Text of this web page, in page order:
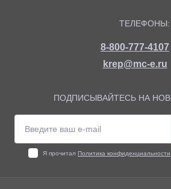
ТЕЛЕФОНЫ:
8-800-777-4107
krep@mc-e.ru
ПОДПИСЫВАЙТЕСЬ НА
Я прочитал Политика конфиденциальности